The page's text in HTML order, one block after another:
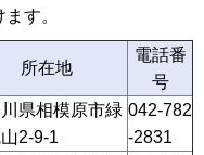
す。
所在地
電話番
号
県相模原市緑
2-9-1
042-782
-2831